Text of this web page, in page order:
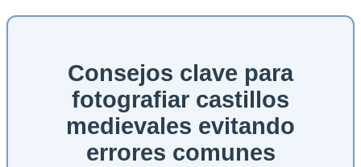
Consejos clave para
fotografiar castillos
medievales evitando
errores comunes